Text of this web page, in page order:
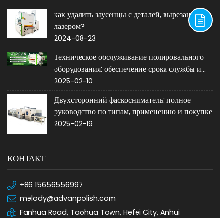
как удалить заусенцы с деталей, вырезанных
лазером?
2024-08-23
Техническое обслуживание полировального
оборудования: обеспечение срока службы и
производительности
2025-02-10
Двухсторонний фаскосниматель: полное
руководство по типам, применению и покупке
2025-02-19
КОНТАКТ
+86 15656556997
melody@advanpolish.com
Fanhua Road, Taohua Town, Hefei City, Anhui